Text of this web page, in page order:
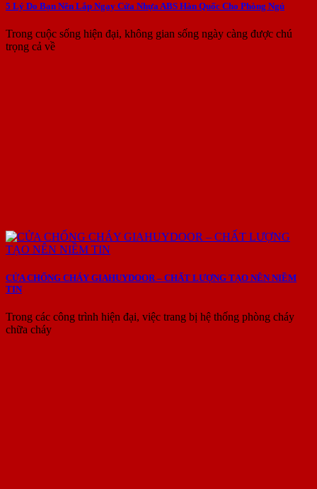
5 Lý Do Bạn Nên Lắp Ngay Cửa Nhựa ABS Hàn Quốc Cho Phòng Ngủ
Trong cuộc sống hiện đại, không gian sống ngày càng được chú
trọng cả về
CỬA CHỐNG CHÁY GIAHUYDOOR – CHẤT LƯỢNG TẠO NÊN NIỀM
TIN
Trong các công trình hiện đại, việc trang bị hệ thống phòng cháy
chữa cháy